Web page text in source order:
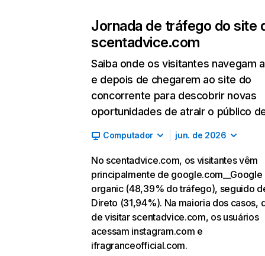
Jornada de tráfego do site
scentadvice.com
Saiba onde os visitantes navegam
e depois de chegarem ao site do
concorrente para descobrir novas
oportunidades de atrair o público
Computador jun. de 2026
No scentadvice.com, os visitantes vêm
principalmente de google.com__Google
organic (48,39% do tráfego), seguido
Direto (31,94%). Na maioria dos casos,
de visitar scentadvice.com, os usuários
acessam instagram.com e
ifragranceofficial.com.